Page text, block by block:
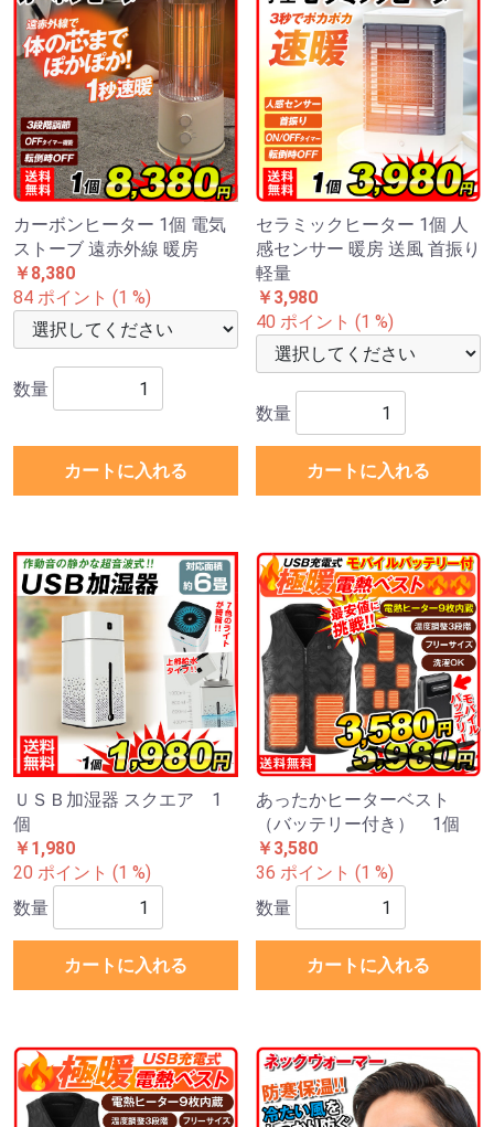
カーボンヒーター 1個 電気
ストーブ 遠赤外線 暖房
￥8,380
84 ポイント (1 %)
数量
カートに入れる
セラミックヒーター 1個 人
感センサー 暖房 送風 首振り
軽量
￥3,980
40 ポイント (1 %)
数量
カートに入れる
ＵＳＢ加湿器 スクエア 1
個
￥1,980
20 ポイント (1 %)
数量
カートに入れる
あったかヒーターベスト
（バッテリー付き） 1個
￥3,580
36 ポイント (1 %)
数量
カートに入れる